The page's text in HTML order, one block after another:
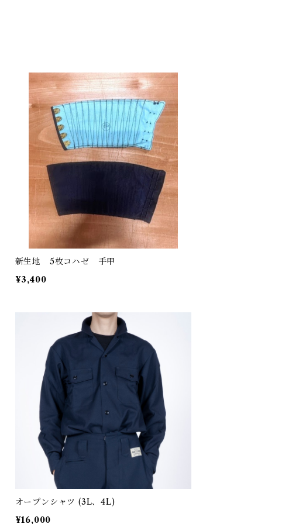
新生地 5枚コハゼ 手甲
¥3,400
オープンシャツ (3L、4L)
¥16,000